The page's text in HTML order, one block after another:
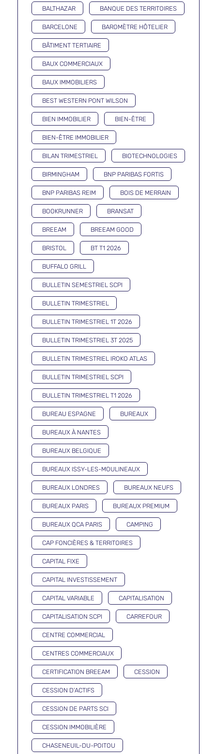
BALTHAZAR BANQUE DES TERRITOIRES
BARCELONE BAROMÈTRE HÔTELIER
BÂTIMENT TERTIAIRE
BAUX COMMERCIAUX
BAUX IMMOBILIERS
BEST WESTERN PONT WILSON
BIEN IMMOBILIER BIEN-ÊTRE
BIEN-ÊTRE IMMOBILIER
BILAN TRIMESTRIEL BIOTECHNOLOGIES
BIRMINGHAM BNP PARIBAS FORTIS
BNP PARIBAS REIM BOIS DE MERRAIN
BOOKRUNNER BRANSAT
BREEAM BREEAM GOOD
BRISTOL BT T1 2026
BUFFALO GRILL
BULLETIN SEMESTRIEL SCPI
BULLETIN TRIMESTRIEL
BULLETIN TRIMESTRIEL 1T 2026
BULLETIN TRIMESTRIEL 3T 2025
BULLETIN TRIMESTRIEL IROKO ATLAS
BULLETIN TRIMESTRIEL SCPI
BULLETIN TRIMESTRIEL T1 2026
BUREAU ESPAGNE BUREAUX
BUREAUX À NANTES
BUREAUX BELGIQUE
BUREAUX ISSY-LES-MOULINEAUX
BUREAUX LONDRES BUREAUX NEUFS
BUREAUX PARIS BUREAUX PREMIUM
BUREAUX QCA PARIS CAMPING
CAP FONCIÈRES & TERRITOIRES
CAPITAL FIXE
CAPITAL INVESTISSEMENT
CAPITAL VARIABLE CAPITALISATION
CAPITALISATION SCPI CARREFOUR
CENTRE COMMERCIAL
CENTRES COMMERCIAUX
CERTIFICATION BREEAM CESSION
CESSION D’ACTIFS
CESSION DE PARTS SCI
CESSION IMMOBILIÈRE
CHASENEUIL-DU-POITOU